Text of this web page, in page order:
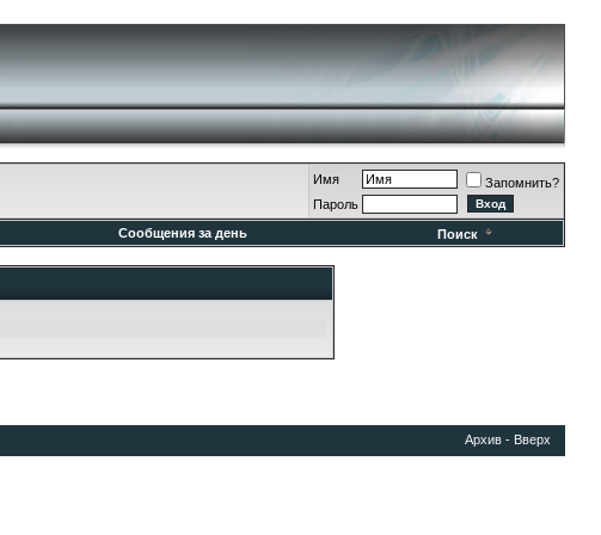
Имя
Запомнить?
Пароль
Сообщения за день Поиск
Архив - Вверх